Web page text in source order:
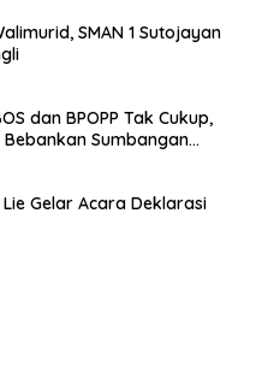
SMAN 1 Sutojayan
dan BPOPP Tak Cukup,
Bebankan Sumbangan
Gelar Acara Deklarasi